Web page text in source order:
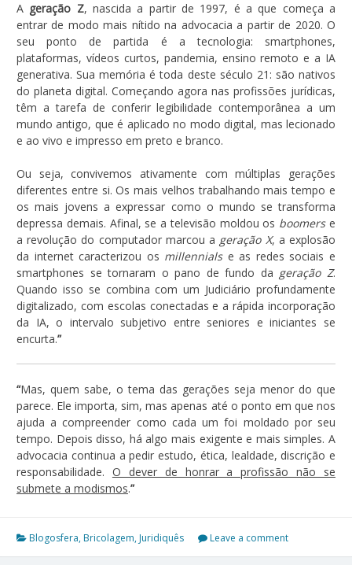
A geração Z, nascida a partir de 1997, é a que começa a
entrar de modo mais nítido na advocacia a partir de 2020. O
seu ponto de partida é a tecnologia: smartphones,
plataformas, vídeos curtos, pandemia, ensino remoto e a IA
generativa. Sua memória é toda deste século 21: são nativos
do planeta digital. Começando agora nas profissões jurídicas,
têm a tarefa de conferir legibilidade contemporânea a um
mundo antigo, que é aplicado no modo digital, mas lecionado
e ao vivo e impresso em preto e branco.
Ou seja, convivemos ativamente com múltiplas gerações
diferentes entre si. Os mais velhos trabalhando mais tempo e
os mais jovens a expressar como o mundo se transforma
depressa demais. Afinal, se a televisão moldou os boomerse
a revolução do computador marcou a geração X, a explosão
da internet caracterizou os millennialse as redes sociais e
smartphones se tornaram o pano de fundo da geração Z.
Quando isso se combina com um Judiciário profundamente
digitalizado, com escolas conectadas e a rápida incorporação
da IA, o intervalo subjetivo entre seniores e iniciantes se
encurta.”
“Mas, quem sabe, o tema das gerações seja menor do que
parece. Ele importa, sim, mas apenas até o ponto em que nos
ajuda a compreender como cada um foi moldado por seu
tempo. Depois disso, há algo mais exigente e mais simples. A
advocacia continua a pedir estudo, ética, lealdade, discrição e
responsabilidade. O dever de honrar a profissão não se
submete a modismos.”
Blogosfera, Bricolagem, Juridiquês Leave a comment